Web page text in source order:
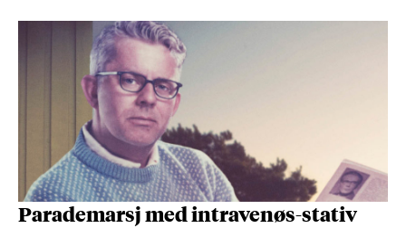
Parademarsj med intravenøs-stativ